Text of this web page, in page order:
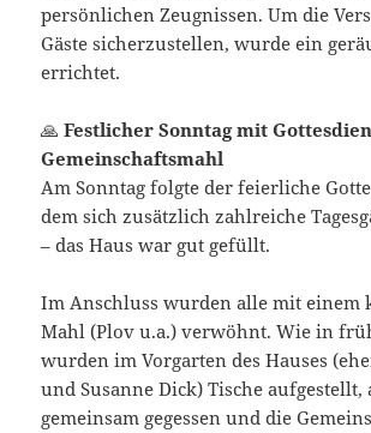
persönlichen Zeugnissen. Um die
Gäste sicherzustellen, wurde ein
errichtet.
🙏Festlicher Sonntag mit
Gemeinschaftsmahl
Am Sonntag folgte der feierliche
dem sich zusätzlich zahlreiche
– das Haus war gut gefüllt.
Im Anschluss wurden alle mit einem
Mahl (Plov u.a.) verwöhnt. Wie in
wurden im Vorgarten des Hauses
und Susanne Dick) Tische aufgestellt,
gemeinsam gegessen und die